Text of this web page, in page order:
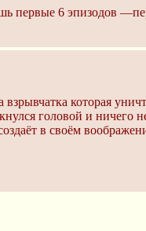
первые 6 эпизодов
которая
головой и ничего
в своём